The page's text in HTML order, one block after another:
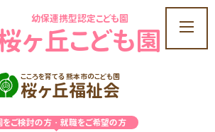
t
o
幼保連携型認定こども園
ヶ丘こども園
こころを育てる 熊本市のこども園
桜ヶ丘福祉会
をご検討の方・就職をご希望の方